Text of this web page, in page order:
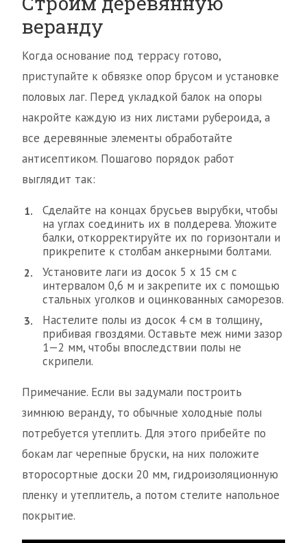
веранду
Когда основание под террасу готово,
приступайте к обвязке опор брусом и установке
половых лаг. Перед укладкой балок на опоры
накройте каждую из них листами рубероида, а
все деревянные элементы обработайте
антисептиком. Пошагово порядок работ
выглядит так:
Сделайте на концах брусьев вырубки, чтобы
на углах соединить их в полдерева. Уложите
балки, откорректируйте их по горизонтали и
прикрепите к столбам анкерными болтами.
Установите лаги из досок 5 х 15 см с
интервалом 0,6 м и закрепите их с помощью
стальных уголков и оцинкованных саморезов.
Настелите полы из досок 4 см в толщину,
прибивая гвоздями. Оставьте меж ними зазор
1—2 мм, чтобы впоследствии полы не
скрипели.
Примечание. Если вы задумали построить
зимнюю веранду, то обычные холодные полы
потребуется утеплить. Для этого прибейте по
бокам лаг черепные бруски, на них положите
второсортные доски 20 мм, гидроизоляционную
пленку и утеплитель, а потом стелите напольное
покрытие.